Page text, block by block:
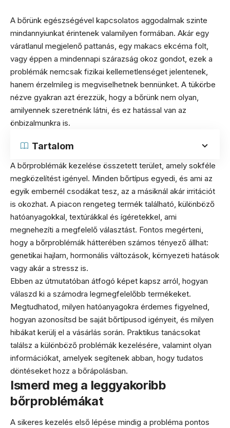
A bőrünk egészségével kapcsolatos aggodalmak szinte
mindannyiunkat érintenek valamilyen formában. Akár egy
váratlanul megjelenő pattanás, egy makacs ekcéma folt,
vagy éppen a mindennapi szárazság okoz gondot, ezek a
problémák nemcsak fizikai kellemetlenséget jelentenek,
hanem érzelmileg is megviselhetnek bennünket. A tükörbe
nézve gyakran azt érezzük, hogy a bőrünk nem olyan,
amilyennek szeretnénk látni, és ez hatással van az
önbizalmunkra is.
Tartalom
A bőrproblémák kezelése összetett terület, amely sokféle
megközelítést igényel. Minden bőrtípus egyedi, és ami az
egyik embernél csodákat tesz, az a másiknál akár irritációt
is okozhat. A piacon rengeteg termék található, különböző
hatóanyagokkal, textúrákkal és ígéretekkel, ami
megnehezíti a megfelelő választást. Fontos megérteni,
hogy a bőrproblémák hátterében számos tényező állhat:
genetikai hajlam, hormonális változások, környezeti hatások
vagy akár a stressz is.
Ebben az útmutatóban átfogó képet kapsz arról, hogyan
válaszd ki a számodra legmegfelelőbb termékeket.
Megtudhatod, milyen hatóanyagokra érdemes figyelned,
hogyan azonosítsd be saját bőrtípusod igényeit, és milyen
hibákat kerülj el a vásárlás során. Praktikus tanácsokat
találsz a különböző problémák kezelésére, valamint olyan
információkat, amelyek segítenek abban, hogy tudatos
döntéseket hozz a bőrápolásban.
Ismerd meg a leggyakoribb
bőrproblémákat
A sikeres kezelés első lépése mindig a probléma pontos